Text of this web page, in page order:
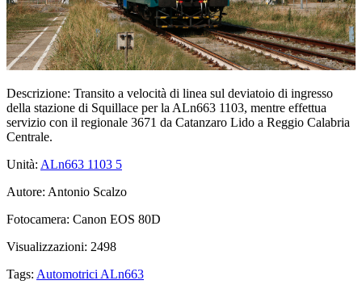
Descrizione: Transito a velocità di linea sul deviatoio di ingresso
della stazione di Squillace per la ALn663 1103, mentre effettua
servizio con il regionale 3671 da Catanzaro Lido a Reggio Calabria
Centrale.
Unità: ALn663 1103 5
Autore: Antonio Scalzo
Fotocamera: Canon EOS 80D
Visualizzazioni: 2498
Tags: Automotrici ALn663